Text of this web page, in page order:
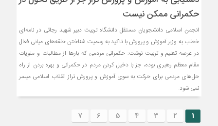
حکمرانی ممکن نیست
انجمن اسلامی دانشجویان مستقل دانشگاه تربیت دبیر شهید رجائی در نامه‌ای
خطاب به وزیر آموزش و پرورش با تاکید به رسمیت شناختن حلقه‌های میانی فعال
در عرصه تعلیم و تربیت نوشت: حکمرانی مردمی که بارها از مطالبات و منویات
مقام معظم رهبری بوده، جز با دخیل کردن مردم در حکمرانی و بهره بردن از راه
حل‌های مردمی برای حرکت به سوی آموزش و پرورش تراز انقلاب اسلامی میسر
نمی شود.
1
2
3
4
5
6
7